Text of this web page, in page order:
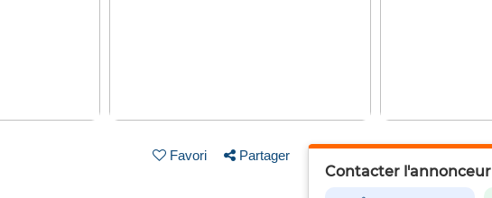
Favori Partager
Contacter l'annonceur